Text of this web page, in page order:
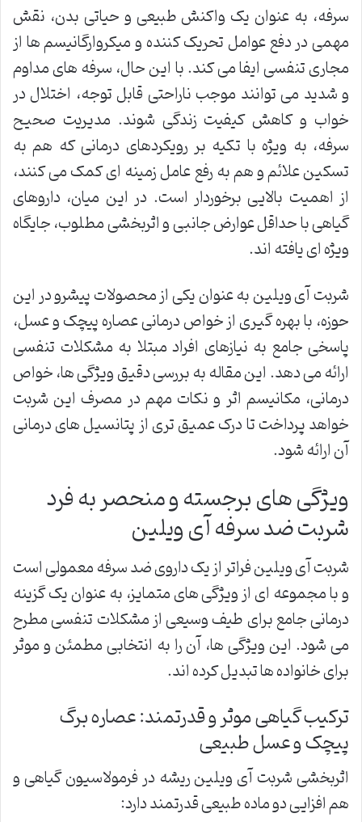
سرفه، به عنوان یک واکنش طبیعی و حیاتی بدن، نقش
مهمی در دفع عوامل تحریک کننده و میکروارگانیسم ها از
مجاری تنفسی ایفا می کند. با این حال، سرفه های مداوم
و شدید می توانند موجب ناراحتی قابل توجه، اختلال در
خواب و کاهش کیفیت زندگی شوند. مدیریت صحیح
سرفه، به ویژه با تکیه بر رویکردهای درمانی که هم به
تسکین علائم و هم به رفع عامل زمینه ای کمک می کنند،
از اهمیت بالایی برخوردار است. در این میان، داروهای
گیاهی با حداقل عوارض جانبی و اثربخشی مطلوب، جایگاه
ویژه ای یافته اند.
شربت آی ویلین به عنوان یکی از محصولات پیشرو در این
حوزه، با بهره گیری از خواص درمانی عصاره پیچک و عسل،
پاسخی جامع به نیازهای افراد مبتلا به مشکلات تنفسی
ارائه می دهد. این مقاله به بررسی دقیق ویژگی ها، خواص
درمانی، مکانیسم اثر و نکات مهم در مصرف این شربت
خواهد پرداخت تا درک عمیق تری از پتانسیل های درمانی
آن ارائه شود.
ویژگی های برجسته و منحصر به فرد
شربت ضد سرفه آی ویلین
شربت آی ویلین فراتر از یک داروی ضد سرفه معمولی است
و با مجموعه ای از ویژگی های متمایز، به عنوان یک گزینه
درمانی جامع برای طیف وسیعی از مشکلات تنفسی مطرح
می شود. این ویژگی ها، آن را به انتخابی مطمئن و موثر
برای خانواده ها تبدیل کرده اند.
ترکیب گیاهی موثر و قدرتمند: عصاره برگ
پیچک و عسل طبیعی
اثربخشی شربت آی ویلین ریشه در فرمولاسیون گیاهی و
هم افزایی دو ماده طبیعی قدرتمند دارد: